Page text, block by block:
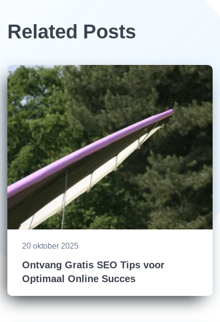
Related Posts
20 oktober 2025
Ontvang Gratis SEO Tips voor
Optimaal Online Succes